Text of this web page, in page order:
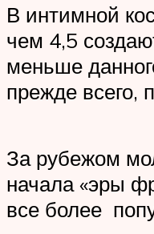
В интимной
чем 4,5
меньше
прежде всего,
За рубежом
начала «эры
все более